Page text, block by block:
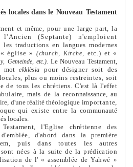
locales dans le Nouveau Testament
nt et même , pour une large part, la
(Septante) n'emploient
les traductions en langues modernes
« église » (church, Kirche, etc.) et «
Gemeinde, etc.). Le Nouveau Testament,
motekklèsiapour désigner soit des
plus ou moins restreintes, soit
de tous les chré­tiens. C'est là l'effet
mais de la recon­naissance, au
d'une réalité théologique importante,
qui existe entre la commu­nauté
locales.
ment, l'Eglise chrétienne des
d'abord dans la première
puis dans toutes les autres
sont nées àla suite de la prédication
de l' « assem­blée de Yahwé »